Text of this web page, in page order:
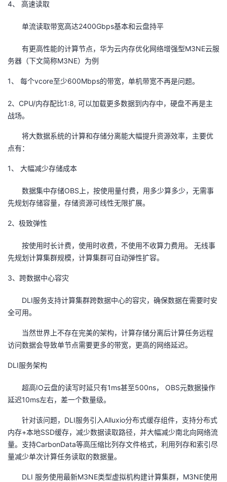
4、 高速读取
单流读取带宽高达2400Gbps基本和云盘持平
有更高性能的计算节点，华为云内存优化网络增强型M3NE云服
务器（下文简称M3NE）为例
1、 每个vcore至少600Mbps的带宽，单机带宽不再是问题。
2、CPU/内存配比1:8, 可以加载更多数据到内存中，硬盘不再是主
战场。
将大数据系统的计算和存储分离能大幅提升资源效率，主要优
点有：
1、 大幅减少存储成本
数据集中存储OBS上，按使用量付费，用多少算多少，无需事
先规划存储容量，存储资源可线性无限扩展。
2、极致弹性
按使用时长计费，使用时收费，不使用不收算力费用。 无线事
先规划计算集群规模，计算集群可自动弹性扩容。
3、跨数据中心容灾
DLI服务支持计算集群跨数据中心的容灾，确保数据在需要时安
全可用。
当然世界上不存在完美的架构，计算存储分离后计算任务远程
访问数据会导致单节点需要更多的带宽，更高的网络延迟。
DLI服务架构
超高IO云盘的读写时延只有1ms甚至500ns， OBS元数据操作
延迟10ms左右，差一个数量级。
针对该问题，DLI服务引入Alluxio分布式缓存组件，支持分布式
内存+本地SSD缓存，减少数据读取路径，并大幅减少南北向网络流
量。支持CarbonData等高压缩比列存文件格式，利用列存和索引尽
量减少单次计算任务读取的数据量。
DLI 服务使用最新M3NE类型虚拟机构建计算集群，M3NE使用